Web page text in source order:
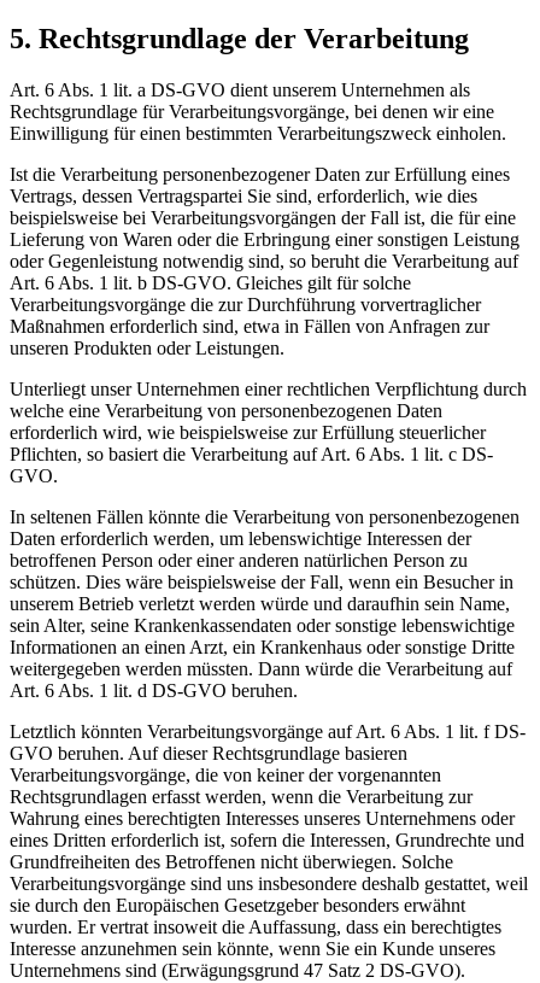
5. Rechtsgrundlage der Verarbeitung
Art. 6 Abs. 1 lit. a DS-GVO dient unserem Unternehmen als
Rechtsgrundlage für Verarbeitungsvorgänge, bei denen wir eine
Einwilligung für einen bestimmten Verarbeitungszweck einholen.
Ist die Verarbeitung personenbezogener Daten zur Erfüllung eines
Vertrags, dessen Vertragspartei Sie sind, erforderlich, wie dies
beispielsweise bei Verarbeitungsvorgängen der Fall ist, die für eine
Lieferung von Waren oder die Erbringung einer sonstigen Leistung
oder Gegenleistung notwendig sind, so beruht die Verarbeitung auf
Art. 6 Abs. 1 lit. b DS-GVO. Gleiches gilt für solche
Verarbeitungsvorgänge die zur Durchführung vorvertraglicher
Maßnahmen erforderlich sind, etwa in Fällen von Anfragen zur
unseren Produkten oder Leistungen.
Unterliegt unser Unternehmen einer rechtlichen Verpflichtung durch
welche eine Verarbeitung von personenbezogenen Daten
erforderlich wird, wie beispielsweise zur Erfüllung steuerlicher
Pflichten, so basiert die Verarbeitung auf Art. 6 Abs. 1 lit. c DS-
GVO.
In seltenen Fällen könnte die Verarbeitung von personenbezogenen
Daten erforderlich werden, um lebenswichtige Interessen der
betroffenen Person oder einer anderen natürlichen Person zu
schützen. Dies wäre beispielsweise der Fall, wenn ein Besucher in
unserem Betrieb verletzt werden würde und daraufhin sein Name,
sein Alter, seine Krankenkassendaten oder sonstige lebenswichtige
Informationen an einen Arzt, ein Krankenhaus oder sonstige Dritte
weitergegeben werden müssten. Dann würde die Verarbeitung auf
Art. 6 Abs. 1 lit. d DS-GVO beruhen.
Letztlich könnten Verarbeitungsvorgänge auf Art. 6 Abs. 1 lit. f DS-
GVO beruhen. Auf dieser Rechtsgrundlage basieren
Verarbeitungsvorgänge, die von keiner der vorgenannten
Rechtsgrundlagen erfasst werden, wenn die Verarbeitung zur
Wahrung eines berechtigten Interesses unseres Unternehmens oder
eines Dritten erforderlich ist, sofern die Interessen, Grundrechte und
Grundfreiheiten des Betroffenen nicht überwiegen. Solche
Verarbeitungsvorgänge sind uns insbesondere deshalb gestattet, weil
sie durch den Europäischen Gesetzgeber besonders erwähnt
wurden. Er vertrat insoweit die Auffassung, dass ein berechtigtes
Interesse anzunehmen sein könnte, wenn Sie ein Kunde unseres
Unternehmens sind (Erwägungsgrund 47 Satz 2 DS-GVO).